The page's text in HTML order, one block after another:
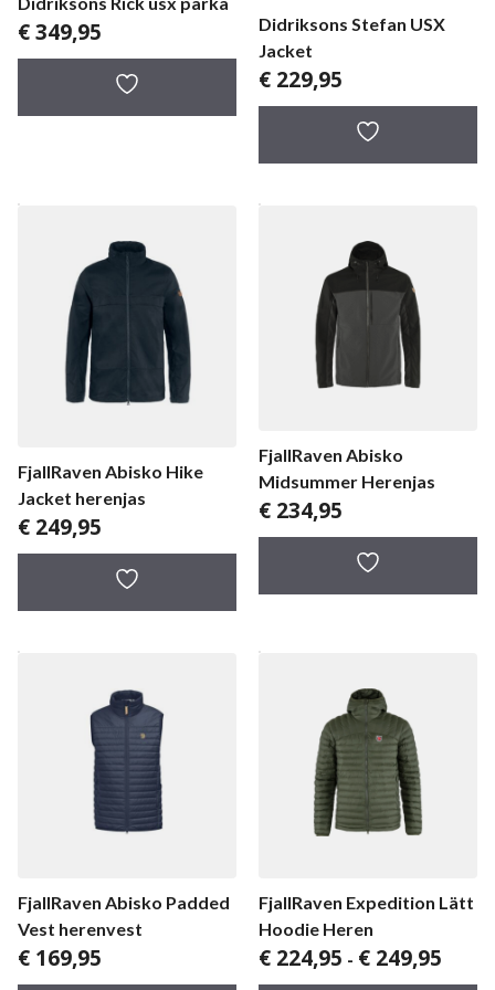
€349,95
Didriksons Stefan USX
Jacket
€ 229,95
FjallRaven Abisko Hike
Jacket herenjas
€ 249,95
FjallRaven Abisko
Midsummer Herenjas
€ 234,95
FjallRaven Abisko Padded
Vest herenvest
€ 169,95
FjallRaven Expedition Lätt
Hoodie Heren
€ 224,95 - € 249,95